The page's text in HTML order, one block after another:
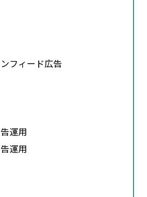
フィード広告
運用
運用